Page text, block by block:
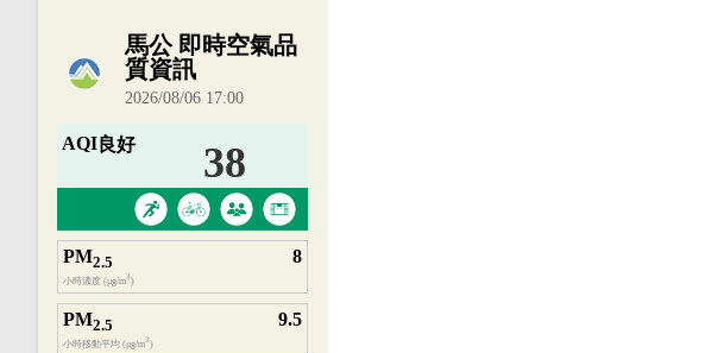
內嵌空氣品質小工具為視覺預覽，完整即時空氣品質資料請開啟